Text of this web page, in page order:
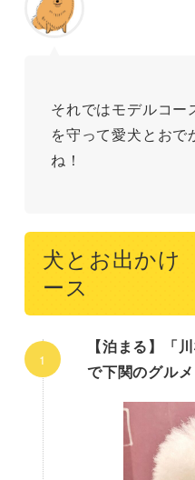
それではモデルコー
を守って愛犬とおで
ね！
犬とお出か
ース
【泊まる】「
で下関のグル